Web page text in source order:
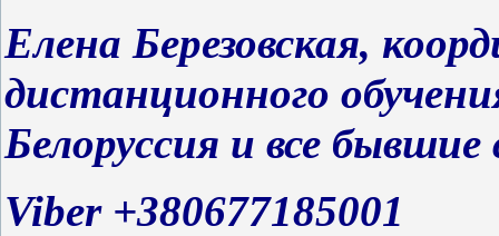
Елена Березовская,
дистанционного
Белоруссия и все
Viber +380677185001